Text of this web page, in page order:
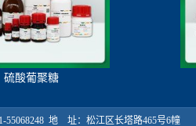
硫酸葡聚糖
55068248 地 址：松江区长塔路465号6幢